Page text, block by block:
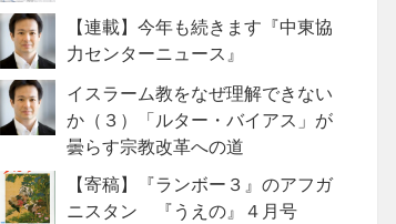
【連載】今年も続きます『中東協
力センターニュース』
イスラーム教をなぜ理解できない
か（３）「ルター・バイアス」が
曇らす宗教改革への道
【寄稿】『ランボー３』のアフガ
ニスタン 『うえの』４月号